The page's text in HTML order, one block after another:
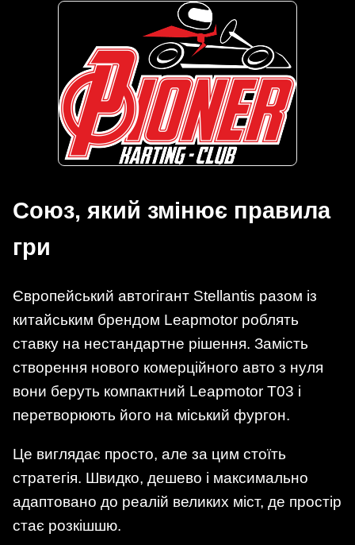
Союз, який змінює правила
гри
Європейський автогігант Stellantis разом із
китайським брендом Leapmotor роблять
ставку на нестандартне рішення. Замість
створення нового комерційного авто з нуля
вони беруть компактний Leapmotor T03 і
перетворюють його на міський фургон.
Це виглядає просто, але за цим стоїть
стратегія. Швидко, дешево і максимально
адаптовано до реалій великих міст, де простір
стає розкішшю.